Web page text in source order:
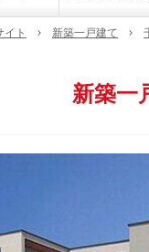
イト 新築一戸建て
新築一